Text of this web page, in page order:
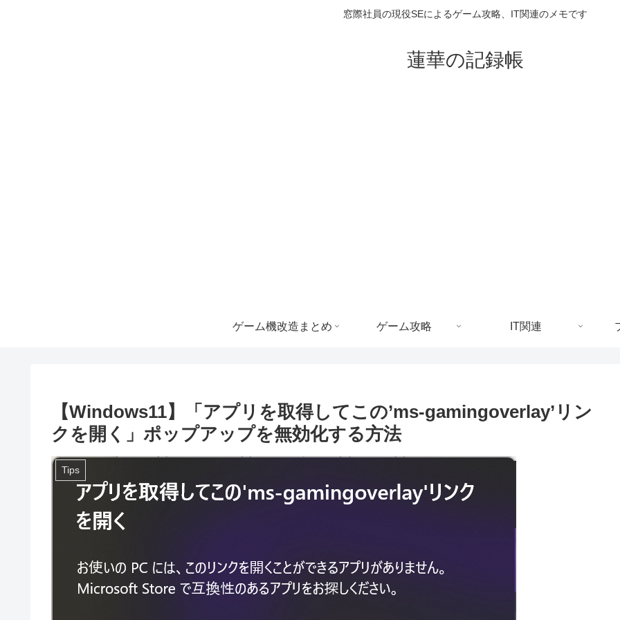
窓際社員の現役SEによるゲーム攻略、IT関連のメモです
蓮華の記録帳
ゲーム機改造まとめ ゲーム攻略 IT関連
【Windows11】「アプリを取得してこの’ms-gamingoverlay’リン
クを開く」ポップアップを無効化する方法
Tips